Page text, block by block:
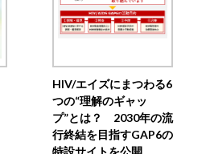
HIV/エイズにまつわる6
つの“理解のギャッ
プ”とは？ 2030年の流
行終結を目指すGAP6の